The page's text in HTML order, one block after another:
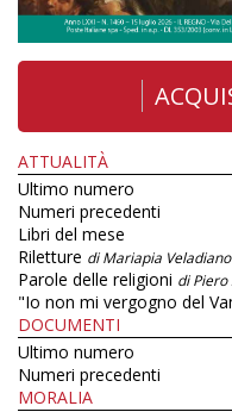
ATTUALITÀ
Ultimo numero
Numeri precedenti
Libri del mese
Riletture di Mariapia Veladiano
Parole delle religioni di Piero
"Io non mi vergogno del
DOCUMENTI
Ultimo numero
Numeri precedenti
MORALIA